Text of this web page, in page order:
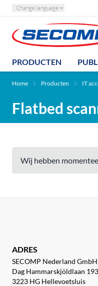
Change language
PRODUCTEN
Home Producten IT
Flatbed
Wij hebben
ADRES
SECOMP Nederland GmbH
Dag Hammarskjöldlaan 193
3223 HG Hellevoetsluis